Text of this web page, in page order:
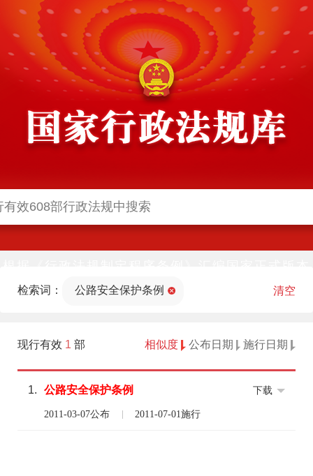
法部官网)同步公布
检索词： 公路安全保护条例 清空
现行有效 1 部 相似度 公布日期 施行日期
1. 公路安全保护条例
2011-03-07公布 2011-07-01施行
下载